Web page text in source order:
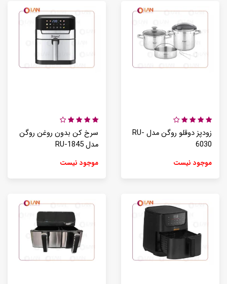
زودپز دوقلو روگن مدل RU-
6030
موجود نیست
سرخ کن بدون روغن روگن
مدل RU-1845
موجود نیست